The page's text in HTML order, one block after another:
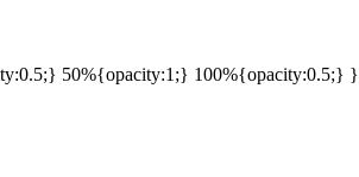
50%{opacity:1;} 100%{opacity:0.5;} }